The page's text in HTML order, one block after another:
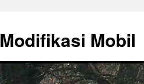
content
Modifikasi Mobil